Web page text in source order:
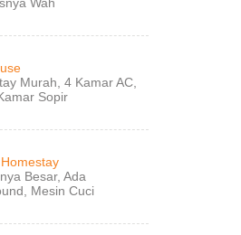
Murah, 4 Kamar AC,
Sopir
Besar, Ada
Mesin Cuci